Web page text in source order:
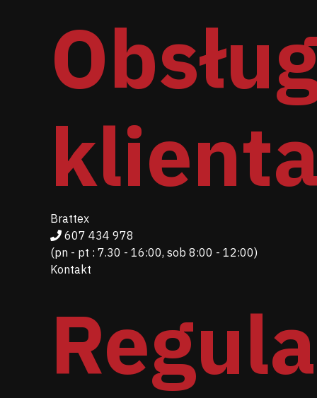
Brattex
607 434 978
(pn - pt : 7.30 - 16:00, sob 8:00 - 12:00)
Kontakt